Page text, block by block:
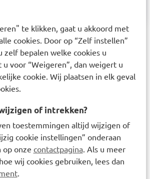
te klikken, gaat u akkoord met
cookies. Door op “Zelf instellen”
zelf bepalen welke cookies u
voor “Weigeren”, dan weigert u
cookie. Wij plaatsen in elk geval
of intrekken?
toestemmingen altijd wijzigen of
cookie instellingen” onderaan
op onze contactpagina. Als u meer
wij cookies gebruiken, lees dan
.
cellulose).
items
50